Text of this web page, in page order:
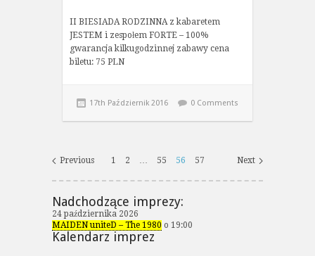
II BIESIADA RODZINNA z kabaretem
JESTEM i zespołem FORTE – 100%
gwarancja kilkugodzinnej zabawy cena
biletu: 75 PLN
17th Październik 2016 0 Comments
Previous Next
1 2 … 55 56 57
Nadchodzące imprezy:
24 października 2026
MAIDEN uniteD – The 1980 o 19:00
Kalendarz imprez